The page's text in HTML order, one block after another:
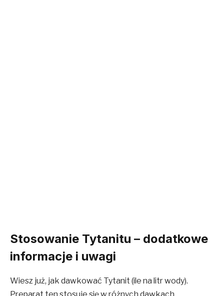
Stosowanie Tytanitu – dodatkowe
informacje i uwagi
Wiesz już, jak dawkować Tytanit (ile na litr wody).